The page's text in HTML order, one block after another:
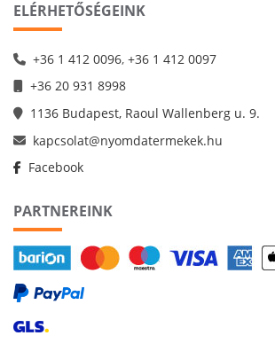
ELÉRHETŐSÉGEINK
+36 1 412 0096, +36 1 412 0097
+36 20 931 8998
1136 Budapest, Raoul Wallenberg u. 9.
kapcsolat@nyomdatermekek.hu
Facebook
PARTNEREINK